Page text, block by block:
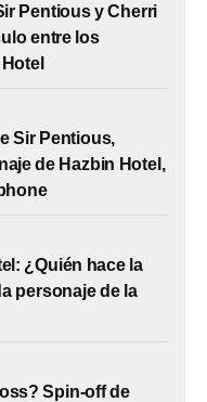
Pentious y Cherri
entre los
Sir Pentious,
de Hazbin Hotel,
¿Quién hace la
personaje de la
Spin-off de